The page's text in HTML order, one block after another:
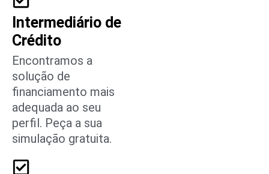
Intermediário de
Crédito
Encontramos a
solução de
financiamento mais
adequada ao seu
perfil. Peça a sua
simulação gratuita.